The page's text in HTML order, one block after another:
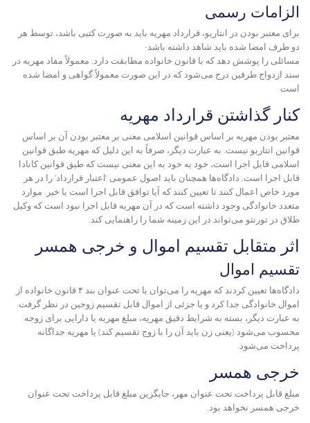
الزامات رسمی
برای معتبر بودن در انتاریو، قرارداد مهریه باید به صورت کتبی باشد، توسط هر
دو طرف امضا شده باید شاهد داشته باشد-
مسائلی را پوشش دهد که با قانون خانواده مطابقت دارد. معمولاً مفاد مهریه در
سند ازدواج طرفین درج می‌شود که در این صورت معمولاً گواهی و امضا شده
است
کنار گذاشتن قرارداد مهریه
معتبر بودن مهریه بر اساس قوانین اسلامی معنی بر معتبر بودن آن بر اساس
قوانین انتاریو نیست. به عبارت دیگر، صرفاً به این دلیل که مهریه طبق قوانین
اسلامی قابل اجرا است، خود به خود به این معنی نیست که طبق قوانین کانادا
قابل اجرا است. دادگاه‌ها همچنان باید اصول عمومی ‘اعتبار قرارداد’ را در هر
مورد خاص اعمال کنند تا تعیین کنند که آیا توافق قابل اجرا است یا خیر. موارد
متعدد خانوادگی وجود داشته است که در آن مهریه قابل اجرا نبود است که وکیل
طلاق در تورنتو می‌تواند در این زمینه شما را راهنمایی کند.
اثر متقابل تقسیم اموال و خرجی همسر
تقسیم اموال
دادگاه‌ها تعیین کردند که مهریه را می‌توان یا تحت عنوان بند ۴ قانون خانواده از
اموال خانوادگی جدا کرد و یا جزئی از اموال قابل تقسیم زوجین در نظر گرفت.
به عبارت دیگر، بسته به شرایط دقیق مهریه، مبلغ مهریه یا دارایی برای زوجه
محسوب می‌شود (یعنی زن باید آن را با زوج تقسیم کند) یا مهریه جداگانه
پرداخت می‌شود.
خرجی همسر
مبلغ قابل پرداخت تحت عنوان مهر، جایگزین مبلغ قابل پرداخت تحت عنوان
خرجی همسر نخواهد بود.